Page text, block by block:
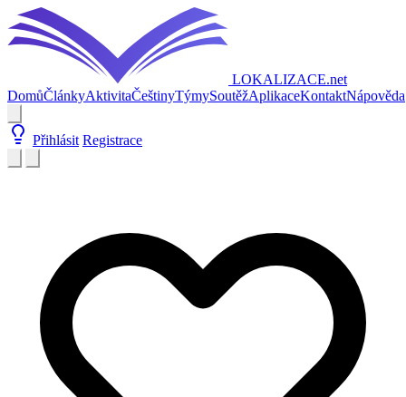
LOKALIZACE.net
DomůČlánkyAktivitaČeštinyTýmySoutěžAplikaceKontaktNápověda
Přihlásit Registrace